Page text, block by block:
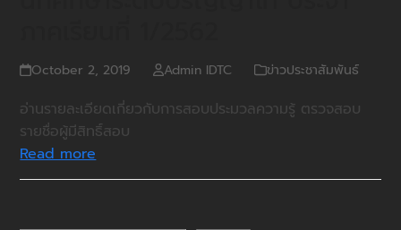
October 2, 2019 Admin IDTC ข่าวประชาสัมพันธ์
อ่านรายละเอียดเกี่ยวกับการสอบประมวลความรู้ ตรวจสอบ
รายชื่อผู้มีสิทธิ์สอบ
Read more